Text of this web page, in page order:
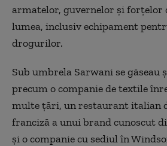
armatelor, guvernelor și forțelor
lumea, inclusiv echipament
drogurilor.
Sub umbrela Sarwani se găseau
precum o companie de textile
multe țări, un restaurant italian
franciză a unui brand cunoscut
și o companie cu sediul în